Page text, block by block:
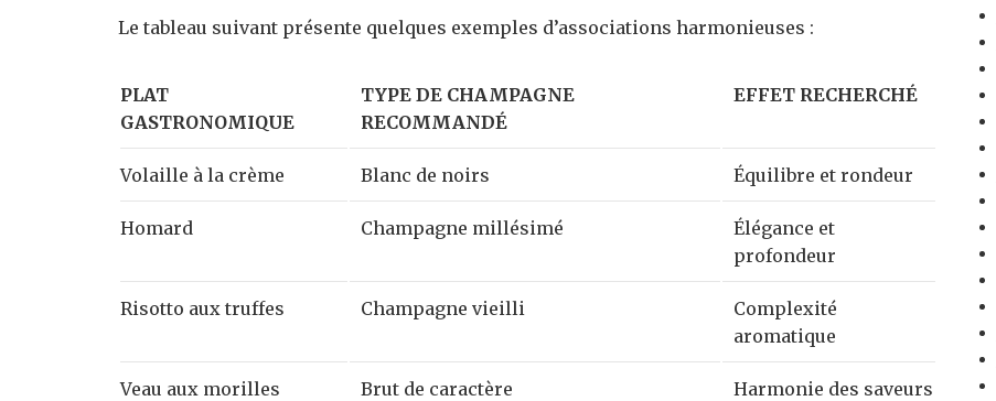
Le tableau suivant présente quelques exemples d’associations harmonieuses :
PLAT
GASTRONOMIQUE
TYPE DE CHAMPAGNE
RECOMMANDÉ
EFFET RECHERCHÉ
Volaille à la crème Blanc de noirs Équilibre et rondeur
Homard Champagne millésimé
Élégance et
profondeur
Risotto aux truffes Champagne vieilli
Complexité
aromatique
Veau aux morilles Brut de caractère Harmonie des saveurs